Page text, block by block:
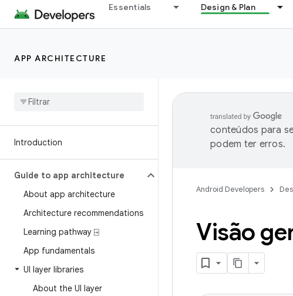
Essentials Design & Plan
APP ARCHITECTURE
Introduction
Guide to app architecture
About app architecture
Architecture recommendations
Learning pathway ⍈
App fundamentals
UI layer libraries
About the UI layer
conteúdos para
podem ter erros.
Android Developers
Visão